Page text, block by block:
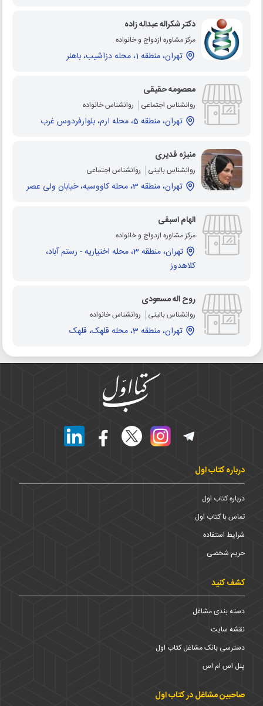
دکتر شکراله عبداله زاده
مرکز مشاوره ازدواج و خانواده
تهران، منطقه 1، محله دزاشیب، باهنر
معصومه حقیقی
روانشناس اجتماعی روانشناس خانواده
تهران، منطقه 5، محله ارم، بلوارفردوس غرب
منیژه قدیری
روانشناس بالینی روانشناس اجتماعی
تهران، منطقه 3، محله کاووسیه، خیابان ولی عصر
الهام اسبقی
مرکز مشاوره ازدواج و خانواده
تهران، منطقه 3، محله اختیاریه - رستم آباد،
کلاهدوز
روح اله مسعودی
روانشناس بالینی روانشناس خانواده
تهران، منطقه 3، محله قلهک، قلهک
درباره کتاب اول
درباره کتاب اول
تماس با کتاب اول
شرایط استفاده
حریم شخضی
کشف کنید
دسته بندی مشاغل
نقشه سایت
دسترسی بانک مشاغل کتاب اول
پنل اس ام اس
صاحبین مشاغل در کتاب اول